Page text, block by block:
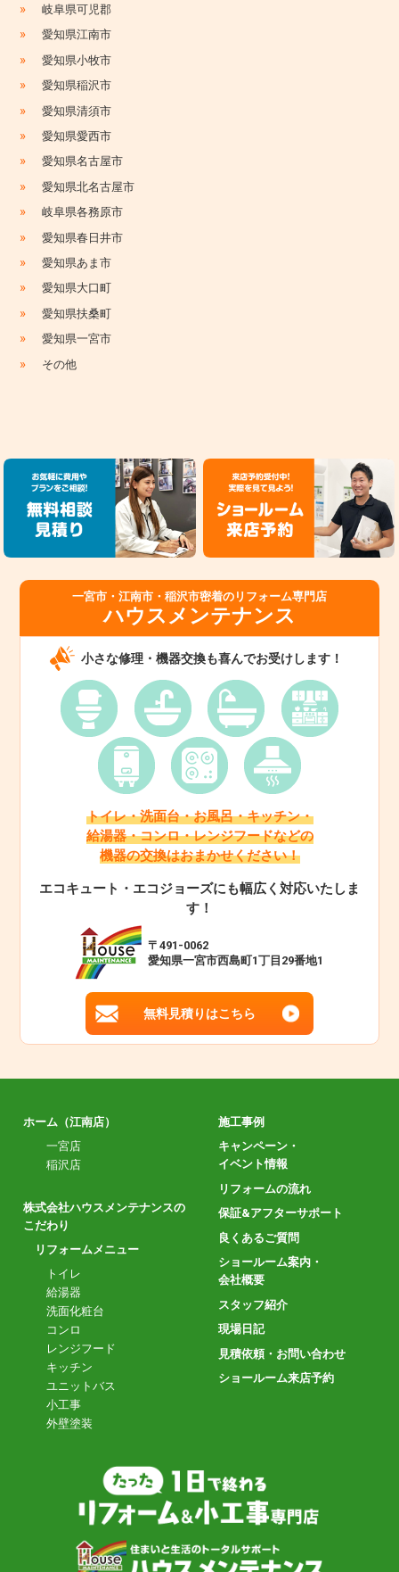
» 岐阜県可児郡
» 愛知県江南市
» 愛知県小牧市
» 愛知県稲沢市
» 愛知県清須市
» 愛知県愛西市
» 愛知県名古屋市
» 愛知県北名古屋市
» 岐阜県各務原市
» 愛知県春日井市
» 愛知県あま市
» 愛知県大口町
» 愛知県扶桑町
» 愛知県一宮市
» その他
一宮市・江南市・稲沢市密着のリフォーム専門店
ハウスメンテナンス
小さな修理・機器交換も喜んでお受けします！
トイレ・洗面台・お風呂・キッチン・
給湯器・コンロ・レンジフードなどの
機器の交換はおまかせください！
エコキュート・エコジョーズにも幅広く対応いたしま
す！
〒491-0062
愛知県一宮市西島町1丁目29番地1
無料見積りはこちら
ホーム（江南店）
一宮店
稲沢店
株式会社ハウスメンテナンスの
こだわり
リフォームメニュー
トイレ
給湯器
洗面化粧台
コンロ
レンジフード
キッチン
ユニットバス
小工事
外壁塗装
施工事例
キャンペーン・
イベント情報
リフォームの流れ
保証&アフターサポート
良くあるご質問
ショールーム案内・
会社概要
スタッフ紹介
現場日記
見積依頼・お問い合わせ
ショールーム来店予約